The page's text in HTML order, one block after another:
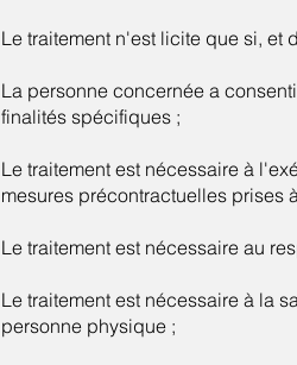
Le traitement n'est licite que si, et
La personne concernée a
finalités spécifiques ;
Le traitement est nécessaire à
mesures précontractuelles prises
Le traitement est nécessaire au
Le traitement est nécessaire à la
personne physique ;